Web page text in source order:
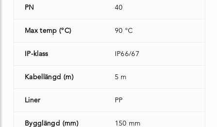
PN 40
Max temp (°C) 90 °C
IP-klass IP66/67
Kabellängd (m) 5 m
Liner PP
Bygglängd (mm) 150 mm